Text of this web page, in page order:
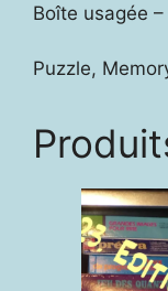
Boîte usagée
Puzzle,